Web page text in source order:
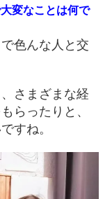
変なことは何で
色んな人と交
さまざまな経
らったりと、
すね。